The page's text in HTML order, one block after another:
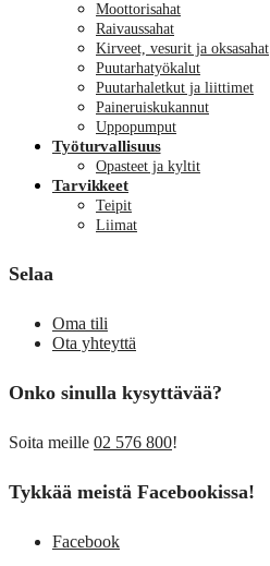
Moottorisahat
Raivaussahat
Kirveet, vesurit ja oksasahat
Puutarhatyökalut
Puutarhaletkut ja liittimet
Paineruiskukannut
Uppopumput
Työturvallisuus
Opasteet ja kyltit
Tarvikkeet
Teipit
Liimat
Selaa
Oma tili
Ota yhteyttä
Onko sinulla kysyttävää?
Soita meille 02 576 800!
Tykkää meistä Facebookissa!
Facebook